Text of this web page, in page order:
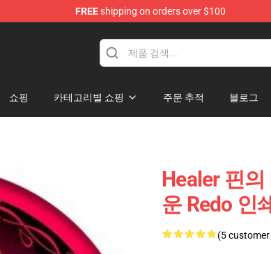
FREEshipping on orders over $100
쇼핑 카테고리별 쇼핑 주문 추적 블로그
Healer 핀
운 Redo 인
(5